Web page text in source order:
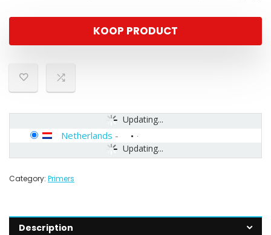
KOOP PRODUCT
Updating...
Updating...
Netherlands -
Category: Primers
Description